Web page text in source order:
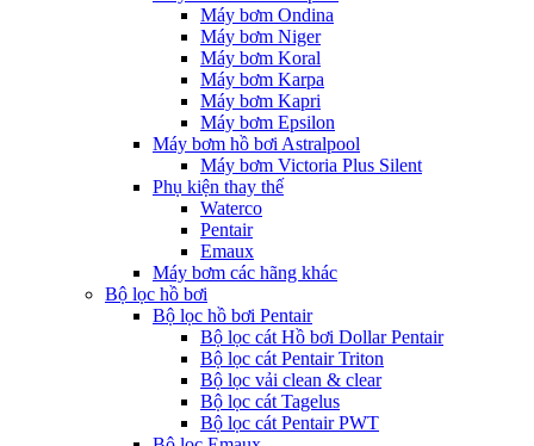
Máy bơm Ondina
Máy bơm Niger
Máy bơm Koral
Máy bơm Karpa
Máy bơm Kapri
Máy bơm Epsilon
Máy bơm hồ bơi Astralpool
Máy bơm Victoria Plus Silent
Phụ kiện thay thế
Waterco
Pentair
Emaux
Máy bơm các hãng khác
Bộ lọc hồ bơi
Bộ lọc hồ bơi Pentair
Bộ lọc cát Hồ bơi Dollar Pentair
Bộ lọc cát Pentair Triton
Bộ lọc vải clean & clear
Bộ lọc cát Tagelus
Bộ lọc cát Pentair PWT